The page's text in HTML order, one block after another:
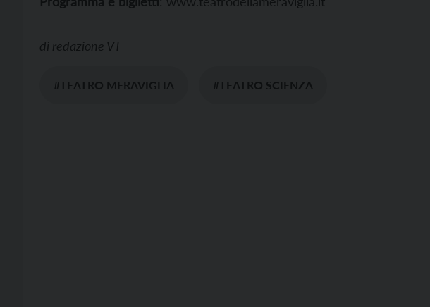
di redazione VT
#TEATRO MERAVIGLIA #TEATRO SCIENZA